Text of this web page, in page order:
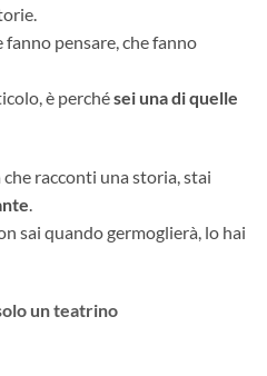
fanno pensare, che fanno
è perchései una di quelle
racconti una storia, stai
sai quando germoglierà, lo hai
un teatrino